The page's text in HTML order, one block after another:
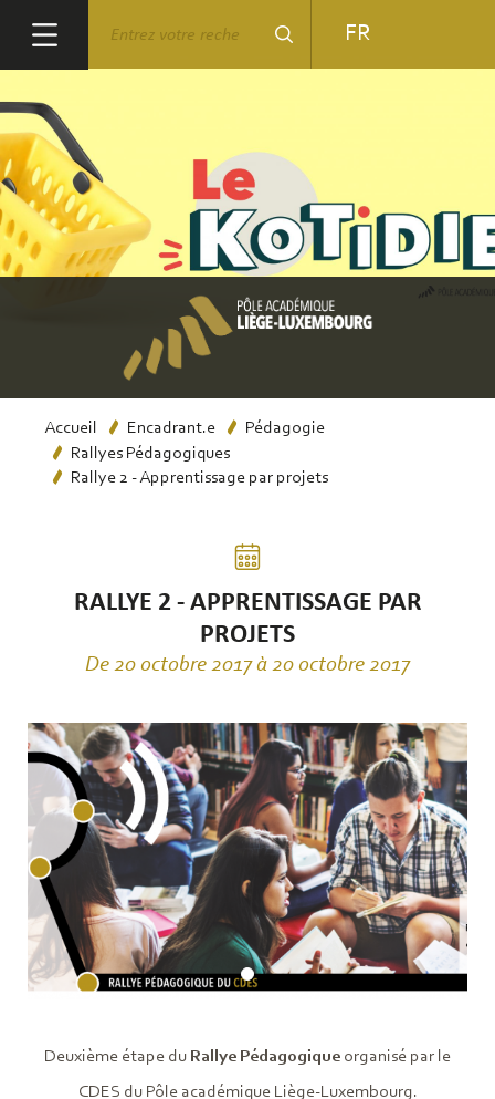
FR
d'Ariane
Accueil Encadrant.e
Pédagogie
Rallyes Pédagogiques
Rallye 2 - Apprentissage par projets
RALLYE 2 - APPRENTISSAGE PAR
PROJETS
De 20 octobre 2017 à 20 octobre 2017
Deuxième étape du Rallye Pédagogique organisé par le
CDES du Pôle académique Liège-Luxembourg.